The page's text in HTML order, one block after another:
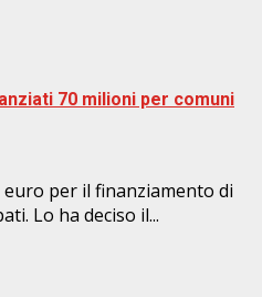
70 milioni per comuni
per il finanziamento di
Lo ha deciso il...